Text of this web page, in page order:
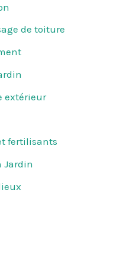
de toiture
extérieur
fertilisants
Jardin